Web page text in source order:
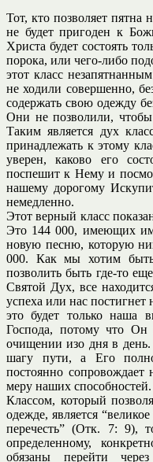
Тот, кто позволяет пятна
не будет пригоден к
Христа будет состоять
порока, или чего-либо
этот класс
не ходили совершенно,
содержать свою одежду
Они не позволили, чтобы
Таким является дух
принадлежать к этому
уверен, каково его
поспешит к Нему и
нашему дорогому
немедленно.
Этот верный класс
Это 144 000, имеющих
новую песню, которую
000. Как мы хотим
позволить быть где-то
Святой Дух, все
успеха или нас
это будет только наша
Господа, потому что Он
очищении изо дня в
шагу пути, а Его
постоянно
меру наших способностей.
Классом, который
одежде, является
перечесть” (Отк. 7: 9),
определенному,
обязаны перейти